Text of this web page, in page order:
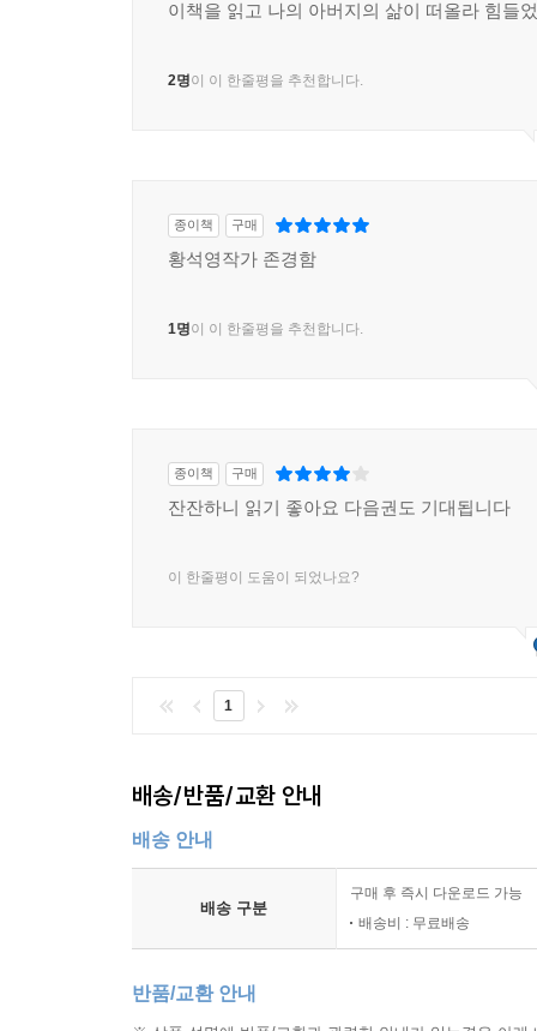
이책을 읽고 나의 아버지의 삶이 떠올라 힘들
2명이 이 한줄평을 추천합니다.
종이책 구매
황석영작가 존경함
1명이 이 한줄평을 추천합니다.
종이책 구매
잔잔하니 읽기 좋아요 다음권도 기대됩니다
이 한줄평이 도움이 되었나요?
1
배송/반품/교환 안내
배송 안내
배송 구분
구매 후 즉시 다운로드 가능
배송비 : 무료배송
반품/교환 안내